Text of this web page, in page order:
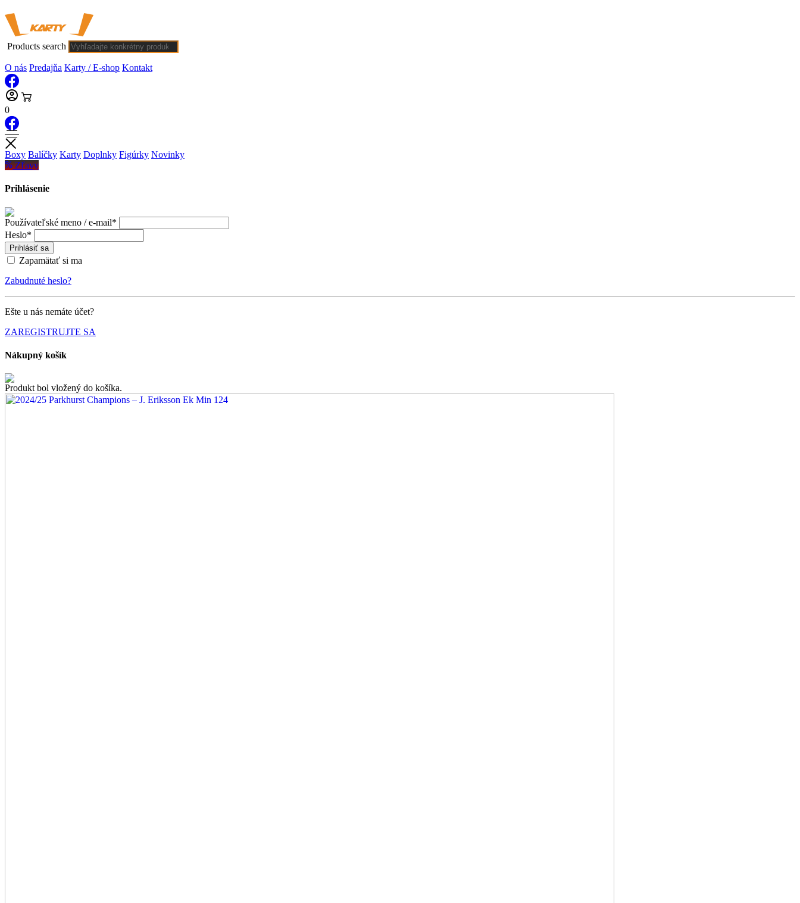
Products search
O nás Predajňa Karty / E-shop Kontakt
0
Boxy Balíčky Karty Doplnky Figúrky Novinky
Zľavy
Prihlásenie
Používateľské meno / e-mail*
Heslo*
Prihlásiť sa
Zapamätať si ma
Zabudnuté heslo?
Ešte u nás nemáte účet?
ZAREGISTRUJTE SA
Nákupný košík
Produkt bol vložený do košíka.